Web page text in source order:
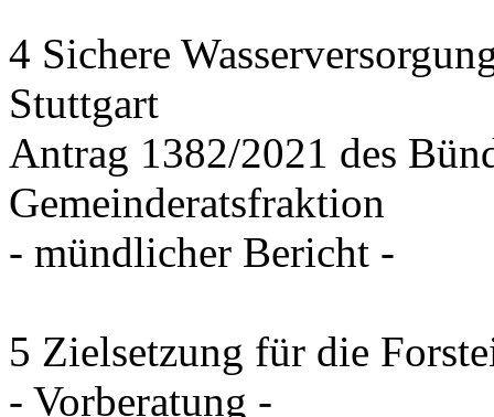
4 Sichere
Stuttgart
Antrag 1382/2021 des
Gemeinderatsfraktion
- mündlicher Bericht -
5 Zielsetzung für die
- Vorberatung -